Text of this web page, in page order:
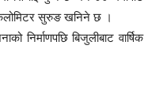
सुरुङ खनिने छ ।
निर्माणपछि बिजुलीबाट वार्षिक